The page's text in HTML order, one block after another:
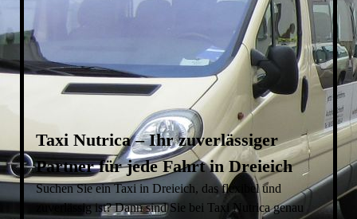
Taxi-Buchschlag
Taxi Nutrica – Ihr zuverlässiger
Partner für jede Fahrt in Dreieich
Suchen Sie ein Taxi in Dreieich, das flexibel und
zuverlässig ist? Dann sind Sie bei Taxi Nutrica genau